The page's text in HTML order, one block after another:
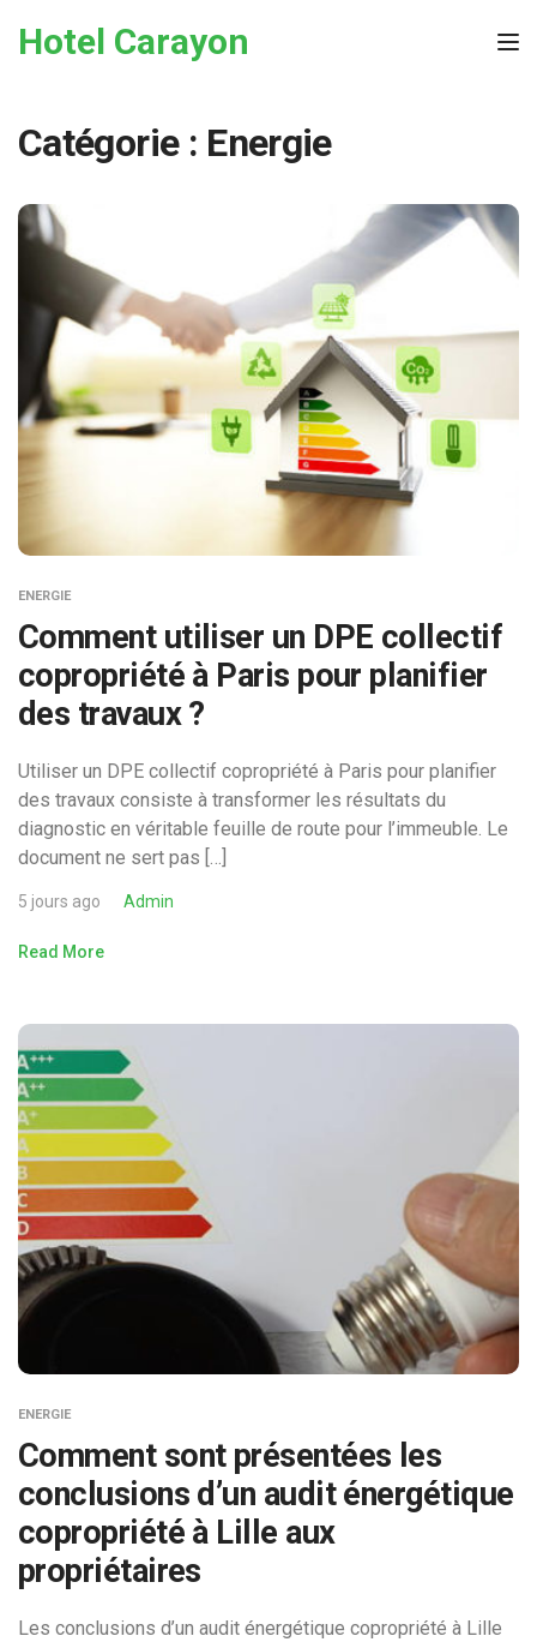
Hotel Carayon
Catégorie : Energie
ENERGIE
Comment utiliser un DPE collectif
copropriété à Paris pour planifier
des travaux ?
Utiliser un DPE collectif copropriété à Paris pour planifier
des travaux consiste à transformer les résultats du
diagnostic en véritable feuille de route pour l’immeuble. Le
document ne sert pas […]
5 jours ago Admin
Read More
ENERGIE
Comment sont présentées les
conclusions d’un audit énergétique
copropriété à Lille aux
propriétaires
Les conclusions d’un audit énergétique copropriété à Lille